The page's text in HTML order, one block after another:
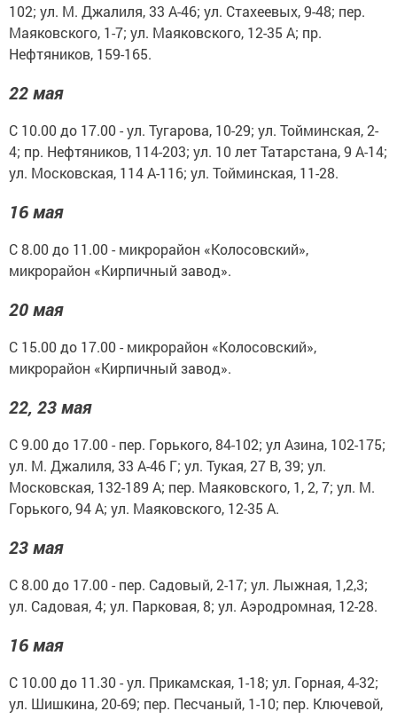
102; ул. М. Джалиля, 33 А-46; ул. Стахеевых, 9-48; пер.
Маяковского, 1-7; ул. Маяковского, 12-35 А; пр.
Нефтяников, 159-165.
22 мая
С 10.00 до 17.00 - ул. Тугарова, 10-29; ул. Тойминская, 2-
4; пр. Нефтяников, 114-203; ул. 10 лет Татарстана, 9 А-14;
ул. Московская, 114 А-116; ул. Тойминская, 11-28.
16 мая
С 8.00 до 11.00 - микрорайон «Колосовский»,
микрорайон «Кирпичный завод».
20 мая
С 15.00 до 17.00 - микрорайон «Колосовский»,
микрорайон «Кирпичный завод».
22, 23 мая
С 9.00 до 17.00 - пер. Горького, 84-102; ул Азина, 102-175;
ул. М. Джалиля, 33 А-46 Г; ул. Тукая, 27 В, 39; ул.
Московская, 132-189 А; пер. Маяковского, 1, 2, 7; ул. М.
Горького, 94 А; ул. Маяковского, 12-35 А.
23 мая
С 8.00 до 17.00 - пер. Садовый, 2-17; ул. Лыжная, 1,2,3;
ул. Садовая, 4; ул. Парковая, 8; ул. Аэродромная, 12-28.
16 мая
С 10.00 до 11.30 - ул. Прикамская, 1-18; ул. Горная, 4-32;
ул. Шишкина, 20-69; пер. Песчаный, 1-10; пер. Ключевой,